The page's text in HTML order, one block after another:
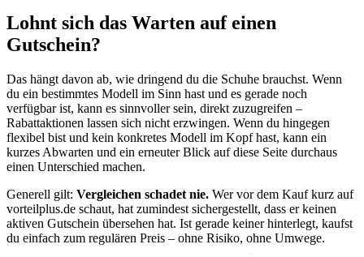
Lohnt sich das Warten auf einen
Gutschein?
Das hängt davon ab, wie dringend du die Schuhe brauchst. Wenn
du ein bestimmtes Modell im Sinn hast und es gerade noch
verfügbar ist, kann es sinnvoller sein, direkt zuzugreifen –
Rabattaktionen lassen sich nicht erzwingen. Wenn du hingegen
flexibel bist und kein konkretes Modell im Kopf hast, kann ein
kurzes Abwarten und ein erneuter Blick auf diese Seite durchaus
einen Unterschied machen.
Generell gilt: Vergleichen schadet nie. Wer vor dem Kauf kurz auf
vorteilplus.de schaut, hat zumindest sichergestellt, dass er keinen
aktiven Gutschein übersehen hat. Ist gerade keiner hinterlegt, kaufst
du einfach zum regulären Preis – ohne Risiko, ohne Umwege.